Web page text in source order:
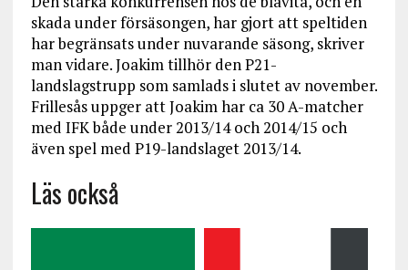
skada under försäsongen, har gjort att speltiden
har begränsats under nuvarande säsong, skriver
man vidare. Joakim tillhör den P21-
landslagstrupp som samlads i slutet av november.
Frillesås uppger att Joakim har ca 30 A-matcher
med IFK både under 2013/14 och 2014/15 och
även spel med P19-landslaget 2013/14.
Läs också